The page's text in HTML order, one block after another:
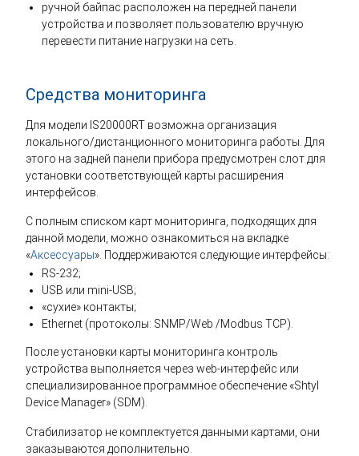
ручной байпас расположен на передней панели
устройства и позволяет пользователю вручную
перевести питание нагрузки на сеть.
Средства мониторинга
Для модели IS20000RT возможна организация
локального/дистанционного мониторинга работы. Для
этого на задней панели прибора предусмотрен слот для
установки соответствующей карты расширения
интерфейсов.
С полным списком карт мониторинга, подходящих для
данной модели, можно ознакомиться на вкладке
«Аксессуары». Поддерживаются следующие интерфейсы:
RS-232;
USB или mini-USB;
«сухие» контакты;
Ethernet (протоколы: SNMP/Web /Modbus TCP).
После установки карты мониторинга контроль
устройства выполняется через web-интерфейс или
специализированное программное обеспечение «Shtyl
Device Manager» (SDM).
Стабилизатор не комплектуется данными картами, они
заказываются дополнительно.